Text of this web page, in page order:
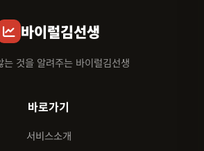
바이럴김선생
는 것을 알려주는 바이럴김선생
바로가기
서비스소개